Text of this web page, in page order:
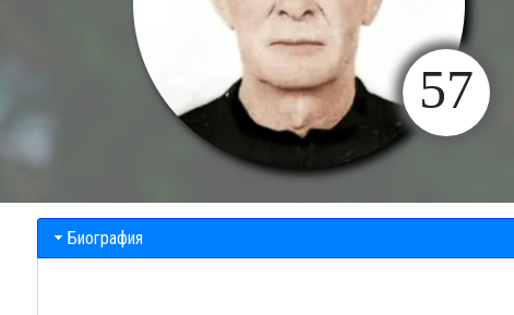
57
Биография